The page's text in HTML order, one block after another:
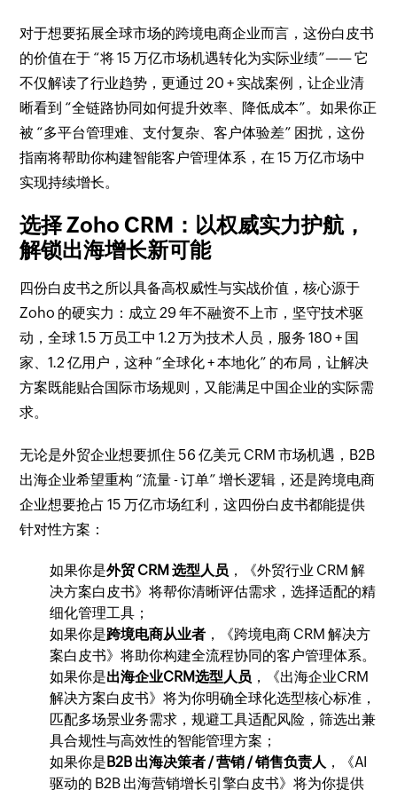
对于想要拓展全球市场的跨境电商企业而言，这份白皮书
的价值在于 “将 15 万亿市场机遇转化为实际业绩”—— 它
不仅解读了行业趋势，更通过 20 + 实战案例，让企业清
晰看到 “全链路协同如何提升效率、降低成本”。如果你正
被 “多平台管理难、支付复杂、客户体验差” 困扰，这份
指南将帮助你构建智能客户管理体系，在 15 万亿市场中
实现持续增长。
选择 Zoho CRM：以权威实力护航，
解锁出海增长新可能
四份白皮书之所以具备高权威性与实战价值，核心源于
Zoho 的硬实力：成立 29 年不融资不上市，坚守技术驱
动，全球 1.5 万员工中 1.2 万为技术人员，服务 180 + 国
家、1.2 亿用户，这种 “全球化 + 本地化” 的布局，让解决
方案既能贴合国际市场规则，又能满足中国企业的实际需
求。
无论是外贸企业想要抓住 56 亿美元 CRM 市场机遇，B2B
出海企业希望重构 “流量 - 订单” 增长逻辑，还是跨境电商
企业想要抢占 15 万亿市场红利，这四份白皮书都能提供
针对性方案：
如果你是外贸 CRM 选型人员 ，《外贸行业 CRM 解
决方案白皮书》将帮你清晰评估需求，选择适配的精
细化管理工具；
如果你是跨境电商从业者 ，《跨境电商 CRM 解决方
案白皮书》将助你构建全流程协同的客户管理体系。
如果你是出海企业CRM选型人员 ，《出海企业CRM
解决方案白皮书》将为你明确全球化选型核心标准，
匹配多场景业务需求，规避工具适配风险，筛选出兼
具合规性与高效性的智能管理方案；
如果你是B2B 出海决策者 / 营销 / 销售负责人 ，《AI
驱动的 B2B 出海营销增长引擎白皮书》将为你提供